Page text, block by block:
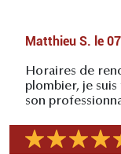
Matthieu S. le
Horaires de
plombier, je
son